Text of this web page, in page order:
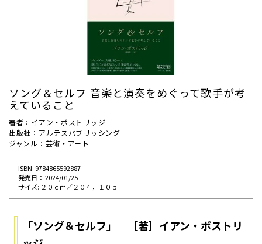
ソング＆セルフ 音楽と演奏をめぐって歌手が考
えていること
著者：イアン・ボストリッジ
出版社：アルテスパブリッシング
ジャンル：芸術・アート
ISBN: 9784865592887
発売⽇： 2024/01/25
サイズ: ２０ｃｍ／２０４，１０ｐ
「ソング＆セルフ」 ［著］イアン・ボストリ